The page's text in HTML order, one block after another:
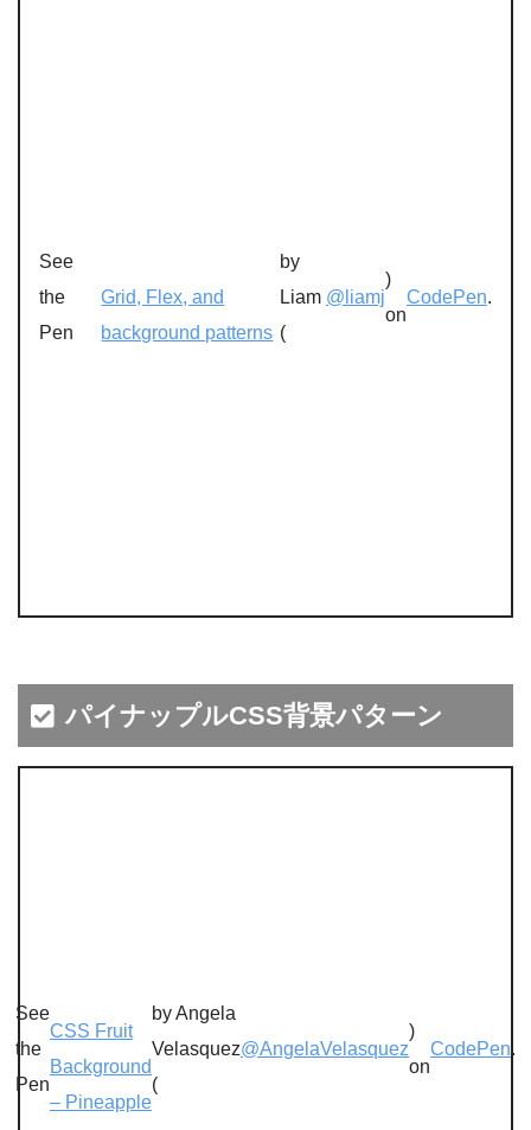
See
the
Pen
Grid, Flex, and
background patterns
by
Liam
(
@liamj
)
on
CodePen.
パイナップルCSS背景パターン
See
the
Pen
CSS Fruit
Background
– Pineapple
by Angela
Velasquez
(
@AngelaVelasquez
)
on
CodePen.